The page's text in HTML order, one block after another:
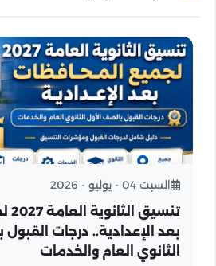
السبت 04 - يوليو - 2026
بعد الإعدادية.. درجات
الثانوي العام والخدمات